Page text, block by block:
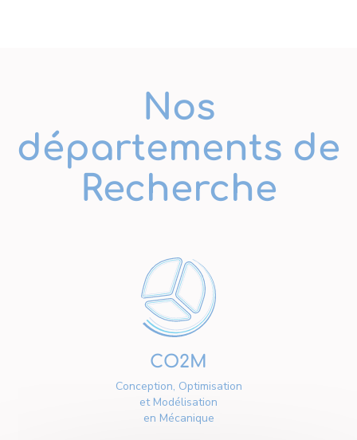
Nos
départements de
Recherche
CO2M
Conception, Optimisation
et Modélisation
en Mécanique